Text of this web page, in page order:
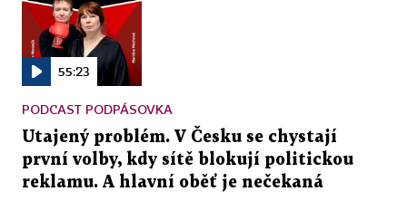
55:23
PODCAST PODPÁSOVKA
Utajený problém. V Česku se chystají
první volby, kdy sítě blokují politickou
reklamu. A hlavní oběť je nečekaná